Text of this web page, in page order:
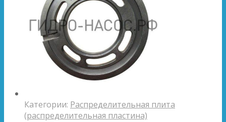
Категории: Распределительная плита
(распределительная пластина)